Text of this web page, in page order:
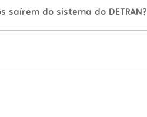
do sistema do DETRAN?